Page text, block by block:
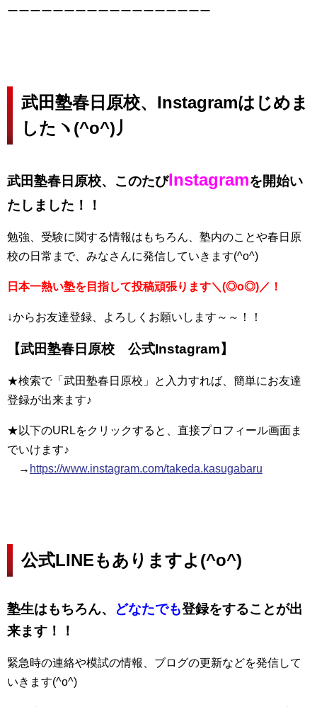
ーーーーーーーーーーーーーーーーーー
武田塾春日原校、Instagramはじめま
したヽ(^o^)丿
武田塾春日原校、このたびInstagramを開始い
たしました！！
勉強、受験に関する情報はもちろん、塾内のことや春日原
校の日常まで、みなさんに発信していきます(^o^)
日本一熱い塾を目指して投稿頑張ります＼(◎o◎)／！
↓からお友達登録、よろしくお願いします～～！！
【武田塾春日原校 公式Instagram】
★検索で「武田塾春日原校」と入力すれば、簡単にお友達
登録が出来ます♪
★以下のURLをクリックすると、直接プロフィール画面ま
でいけます♪
→ https://www.instagram.com/takeda.kasugabaru
公式LINEもありますよ(^o^)
塾生はもちろん、 どなたでも登録をすることが出
来ます！！
緊急時の連絡や模試の情報、ブログの更新などを発信して
いきます(^o^)